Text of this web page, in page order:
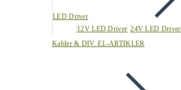
LED Driver
12V LED Driver 24V LED Driver
Kabler & DIV. EL-ARTIKLER